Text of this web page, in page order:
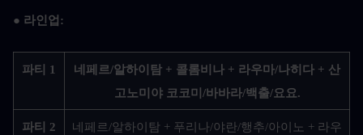
● 라인업:
파티 1
네페르/알하이탐 + 콜롬비나 + 라우마/나히다 + 산
고노미야 코코미/바바라/백출/요요.
파티 2
네페르/알하이탐 + 푸리나/야란/행추/아이노 + 라우